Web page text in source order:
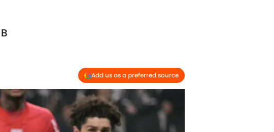
Add us as a preferred source